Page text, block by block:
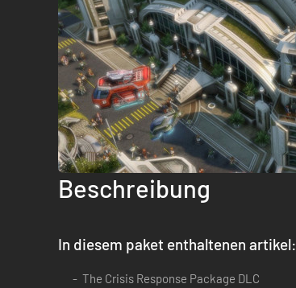
Beschreibung
In diesem paket enthaltenen artikel:
The Crisis Response Package DLC